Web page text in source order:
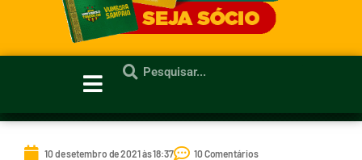
10 de setembro de 2021 às 18:37
10 Comentários